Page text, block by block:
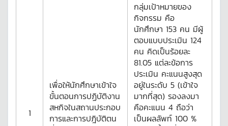
1
เพื่อให้นักศึกษาเข้าใจ
ขั้นตอนการปฏิบัติงาน
สหกิจในสถานประกอบ
การและการปฎิบัติตน
กลุ่มเป้าหมายของ
กิจกรรม คือ
นักศึกษา 153 คน มีผู้
ตอบแบบประเมิน 124
คน คิดเป็นร้อยละ
81.05 แต่ละข้อการ
ประเมิน คะแนนสูงสุด
อยู่ในระดับ 5 (เข้าใจ
มากที่สุด) รองลงมา
คือคะแนน 4 ถือว่า
เป็นผลลัพท์ 100 %